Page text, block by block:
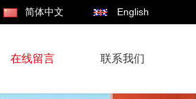
简体中文 English
在线留言 联系我们